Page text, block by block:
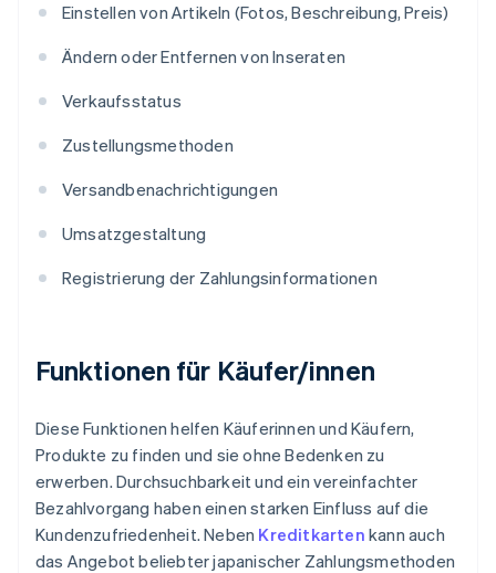
Einstellen von Artikeln (Fotos, Beschreibung, Preis)
Ändern oder Entfernen von Inseraten
Verkaufsstatus
Zustellungsmethoden
Versandbenachrichtigungen
Umsatzgestaltung
Registrierung der Zahlungsinformationen
Funktionen für Käufer/innen
Diese Funktionen helfen Käuferinnen und Käufern,
Produkte zu finden und sie ohne Bedenken zu
erwerben. Durchsuchbarkeit und ein vereinfachter
Bezahlvorgang haben einen starken Einfluss auf die
Kundenzufriedenheit. Neben Kreditkarten kann auch
das Angebot beliebter japanischer Zahlungsmethoden